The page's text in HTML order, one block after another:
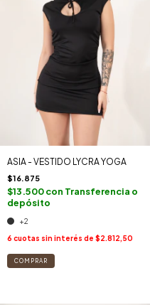
ASIA - VESTIDO LYCRA YOGA
$16.875
$13.500con Transferencia o
depósito
+2
6 cuotas sin interés de $2.812,50
COMPRAR